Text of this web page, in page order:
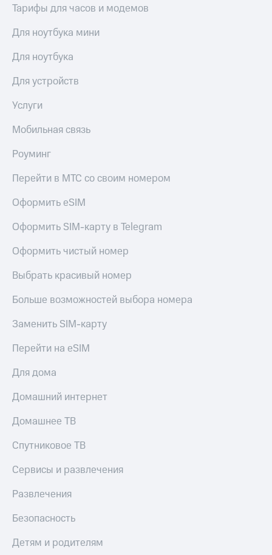
Тарифы для часов и модемов
Для ноутбука мини
Для ноутбука
Для устройств
Услуги
Мобильная связь
Роуминг
Перейти в МТС со своим номером
Оформить eSIM
Оформить SIM-карту в Telegram
Оформить чистый номер
Выбрать красивый номер
Больше возможностей выбора номера
Заменить SIM-карту
Перейти на eSIM
Для дома
Домашний интернет
Домашнее ТВ
Спутниковое ТВ
Сервисы и развлечения
Развлечения
Безопасность
Детям и родителям